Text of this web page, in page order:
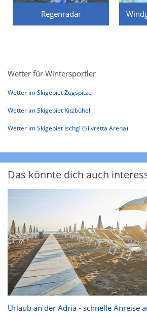
Regenradar
Wetter für Wintersportler
Wetter im Skigebiet Zugspitze
Wetter im Skigebiet Kitzbühel
Wetter im Skigebiet Ischgl (Silvretta Arena)
Das könnte dich auch
Urlaub an der Adria - schnelle Anreise